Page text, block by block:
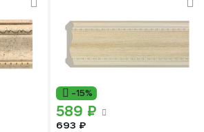
-15%
589 ₽
693 ₽